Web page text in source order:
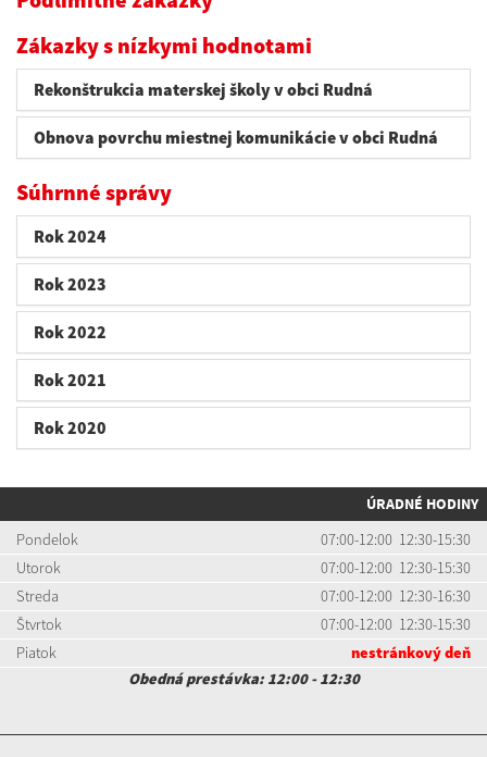
Zákazky s nízkymi hodnotami
Rekonštrukcia materskej školy v obci Rudná
Obnova povrchu miestnej komunikácie v obci Rudná
Súhrnné správy
Rok 2024
Rok 2023
Rok 2022
Rok 2021
Rok 2020
ÚRADNÉ HODINY
Pondelok
07:00-12:00 12:30-15:30
Utorok
07:00-12:00 12:30-15:30
Streda
07:00-12:00 12:30-16:30
Štvrtok
07:00-12:00 12:30-15:30
Piatok
nestránkový deň
Obedná prestávka: 12:00 - 12:30